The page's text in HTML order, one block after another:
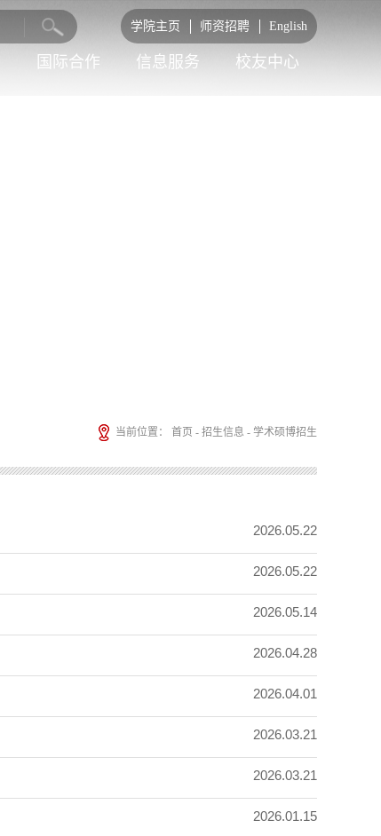
学院主页 师资招聘 English
国际合作 信息服务 校友中心
当前位置： 首页 - 招生信息 - 学术硕博招生
2026.05.22
2026.05.22
2026.05.14
2026.04.28
2026.04.01
2026.03.21
2026.03.21
2026.01.15